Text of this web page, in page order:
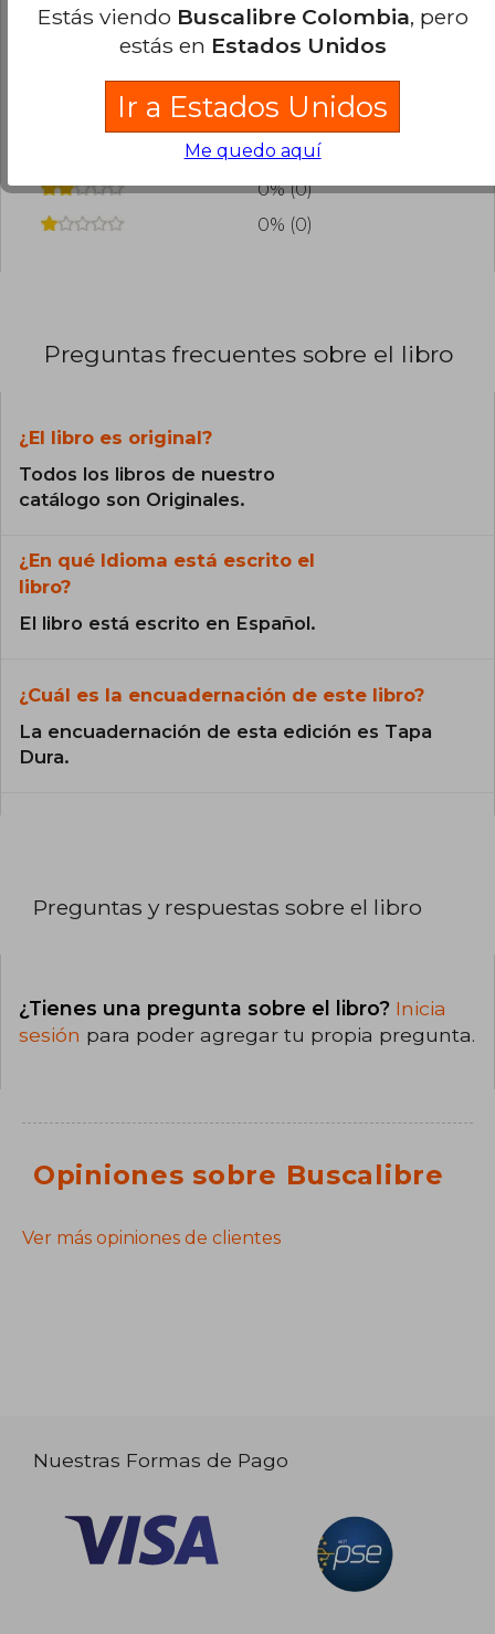
agregar tu propia evaluación.
0% (0)
0% (0)
0% (0)
0% (0)
0% (0)
Preguntas frecuentes sobre el libro
¿El libro es original?
Todos los libros de nuestro
catálogo son Originales.
¿En qué Idioma está escrito el
libro?
El libro está escrito en Español.
¿Cuál es la encuadernación de este libro?
La encuadernación de esta edición es Tapa
Dura.
Preguntas y respuestas sobre el libro
¿Tienes una pregunta sobre el libro? Inicia
sesión para poder agregar tu propia pregunta.
Opiniones sobre Buscalibre
Ver más opiniones de clientes
Nuestras Formas de Pago
Estás viendo Buscalibre Colombia, pero
estás en Estados Unidos
Ir a Estados Unidos
Me quedo aquí